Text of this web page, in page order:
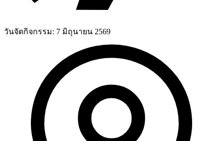
วันจัดกิจกรรม: 7 มิถุนายน 2569